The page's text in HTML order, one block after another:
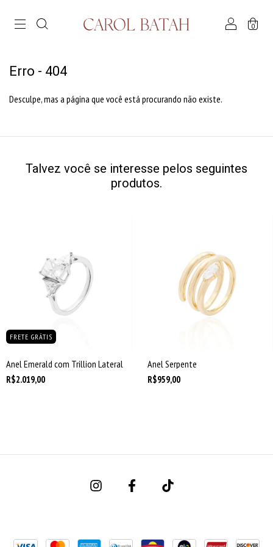
0
Erro - 404
Desculpe, mas a página que você está procurando não existe.
Talvez você se interesse pelos seguintes
produtos.
FRETE GRÁTIS
Anel Emerald com Trillion Lateral
R$2.019,00
Anel Serpente
R$959,00